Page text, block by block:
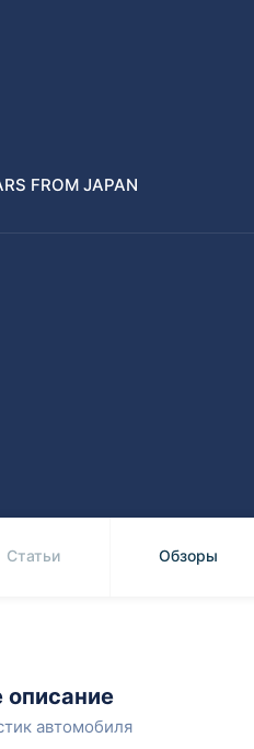
FROM JAPAN
Статьи Обзоры
описание
автомобиля